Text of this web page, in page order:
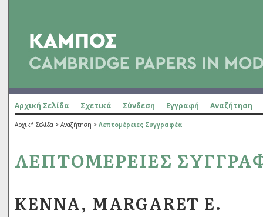
Αρχική Σελίδα Σχετικά Σύνδεση Εγγραφή Αναζήτηση
Αρχική Σελίδα > Αναζήτηση > Λεπτομέρειες Συγγραφέα
ΛΕΠΤΟΜΈΡΕΙΕΣ
KENNA, MARGARET E.